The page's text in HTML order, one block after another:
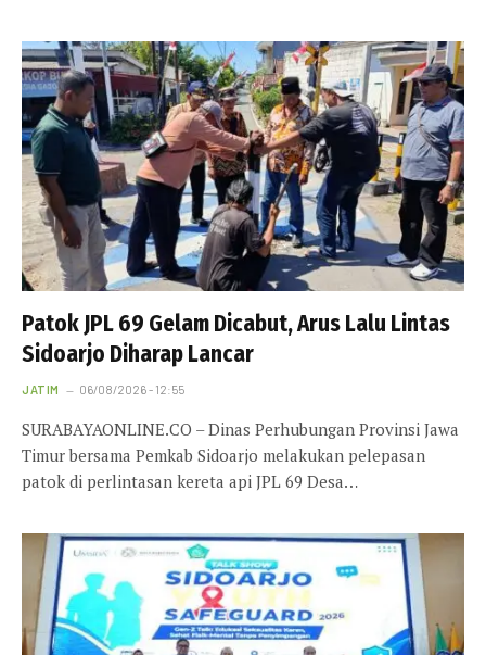
Patok JPL 69 Gelam Dicabut, Arus Lalu Lintas
Sidoarjo Diharap Lancar
JATIM 06/08/2026 - 12:55
SURABAYAONLINE.CO – Dinas Perhubungan Provinsi Jawa
Timur bersama Pemkab Sidoarjo melakukan pelepasan
patok di perlintasan kereta api JPL 69 Desa…